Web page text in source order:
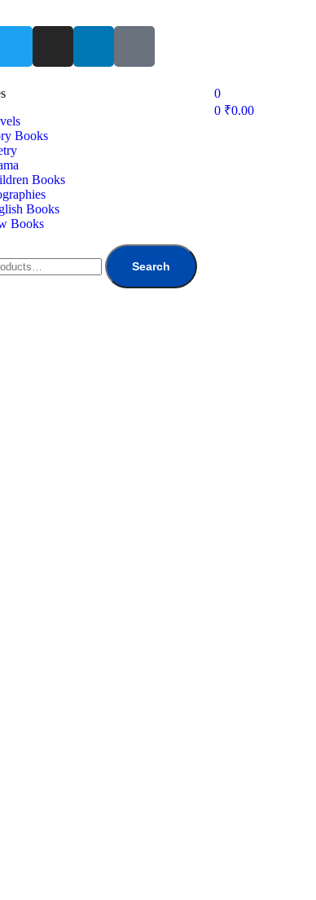
Books
Books
Books
Books
Search
0
0 ₹0.00